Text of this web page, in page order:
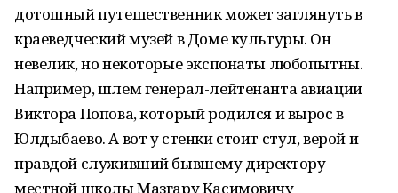
дотошный путешественник может заглянуть в
краеведческий музей в Доме культуры. Он
невелик, но некоторые экспонаты любопытны.
Например, шлем генерал-лейтенанта авиации
Виктора Попова, который родился и вырос в
Юлдыбаево. А вот у стенки стоит стул, верой и
правдой служивший бывшему директору
местной школы Мазгару Касимовичу